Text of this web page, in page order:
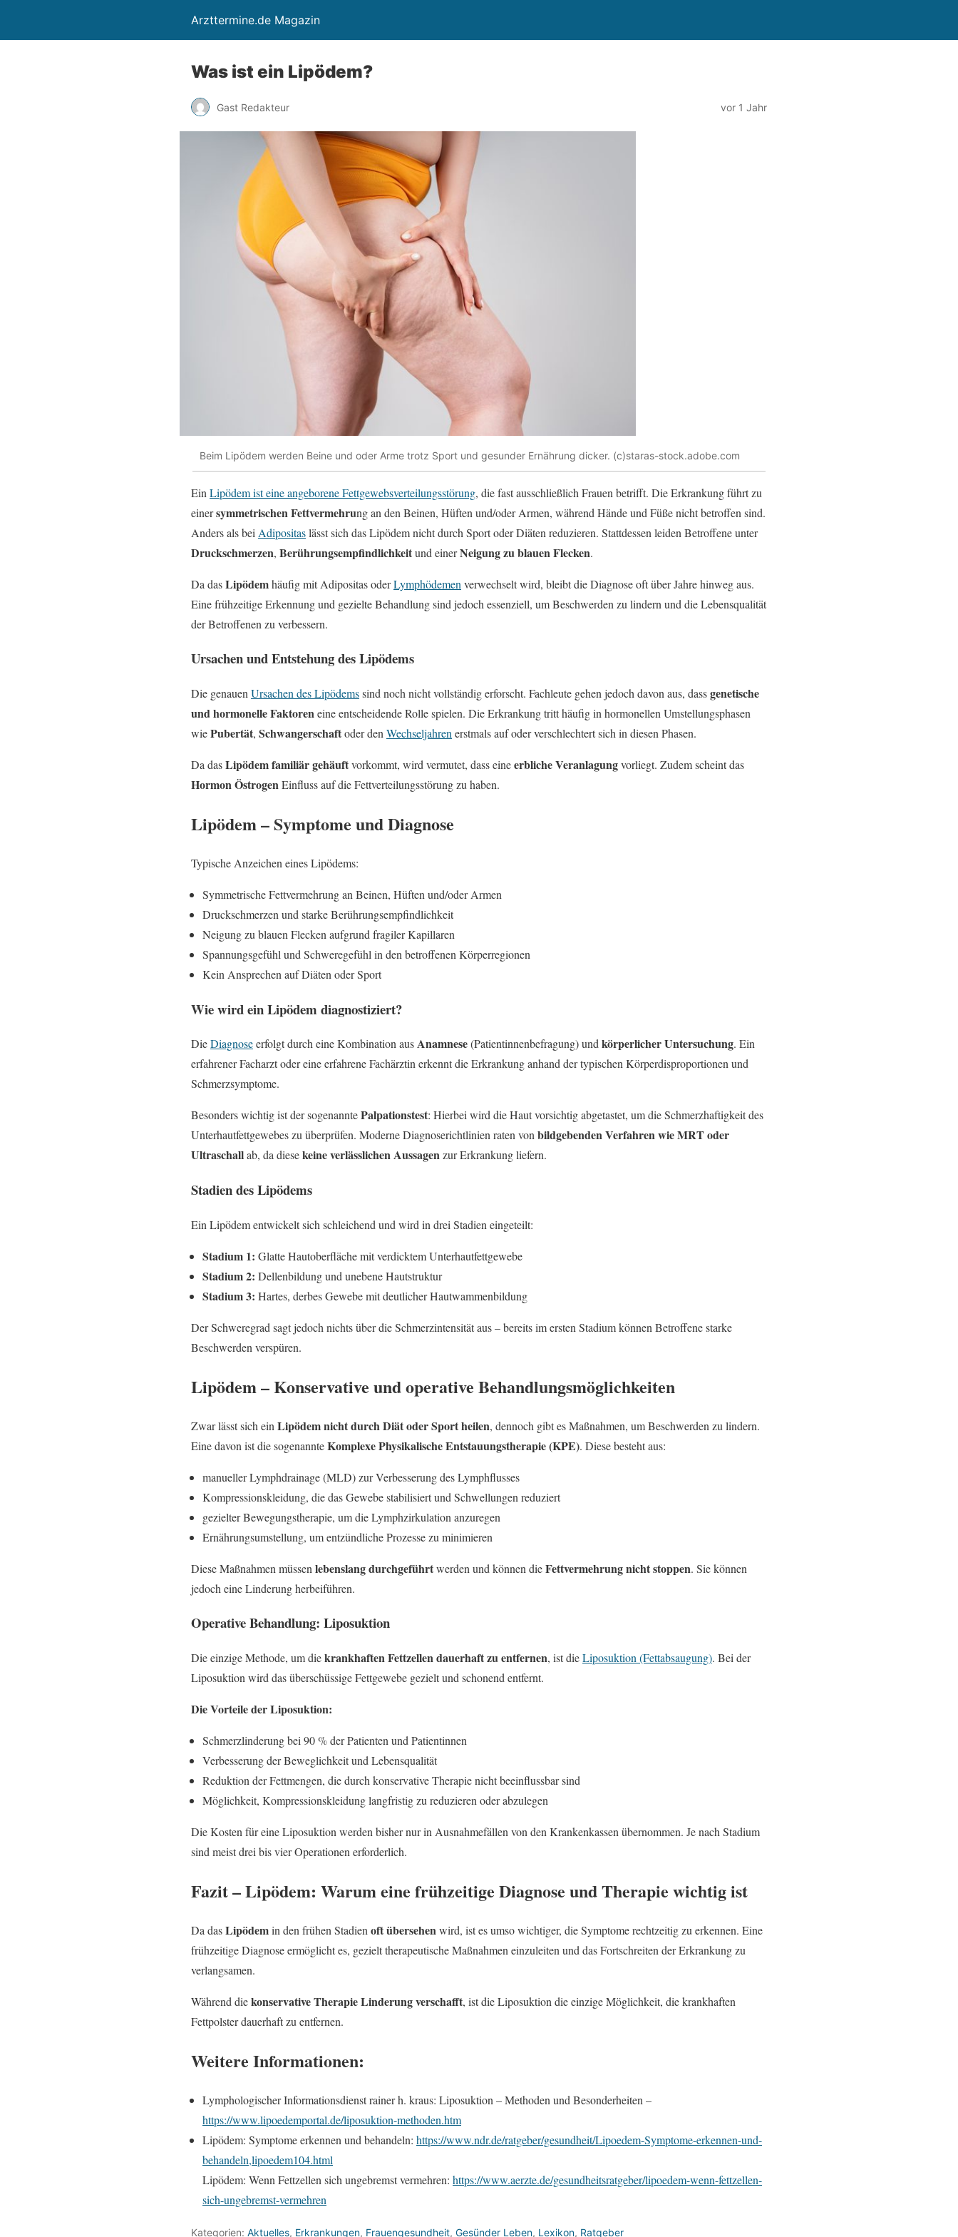
Arzttermine.de Magazin
Was ist ein Lipödem?
Gast Redakteur vor 1 Jahr
Beim Lipödem werden Beine und oder Arme trotz Sport und gesunder Ernährung dicker. (c)staras-stock.adobe.com
Ein Lipödem ist eine angeborene Fettgewebsverteilungsstörung, die fast ausschließlich Frauen betrifft. Die Erkrankung führt zu
einersymmetrischen Fettvermehrung an den Beinen, Hüften und/oder Armen, während Hände und Füße nicht betroffen sind.
Anders als bei Adipositaslässt sich das Lipödem nicht durch Sport oder Diäten reduzieren. Stattdessen leiden Betroffene unter
Druckschmerzen, Berührungsempfindlichkeitund einerNeigung zu blauen Flecken.
Da dasLipödemhäufig mit Adipositas oderLymphödemen verwechselt wird, bleibt die Diagnose oft über Jahre hinweg aus.
Eine frühzeitige Erkennung und gezielte Behandlung sind jedoch essenziell, um Beschwerden zu lindern und die Lebensqualität
der Betroffenen zu verbessern.
Ursachen und Entstehung des Lipödems
Die genauen Ursachen des Lipödemssind noch nicht vollständig erforscht. Fachleute gehen jedoch davon aus, dassgenetische
und hormonelle Faktoreneine entscheidende Rolle spielen. Die Erkrankung tritt häufig in hormonellen Umstellungsphasen
wiePubertät, Schwangerschaftoder den Wechseljahren erstmals auf oder verschlechtert sich in diesen Phasen.
Da dasLipödem familiär gehäuftvorkommt, wird vermutet, dass eineerbliche Veranlagungvorliegt. Zudem scheint das
Hormon ÖstrogenEinfluss auf die Fettverteilungsstörung zu haben.
Lipödem – Symptome und Diagnose
Typische Anzeichen eines Lipödems:
Symmetrische Fettvermehrung an Beinen, Hüften und/oder Armen
Druckschmerzen und starke Berührungsempfindlichkeit
Neigung zu blauen Flecken aufgrund fragiler Kapillaren
Spannungsgefühl und Schweregefühl in den betroffenen Körperregionen
Kein Ansprechen auf Diäten oder Sport
Wie wird ein Lipödem diagnostiziert?
DieDiagnoseerfolgt durch eine Kombination ausAnamnese(Patientinnenbefragung) undkörperlicher Untersuchung. Ein
erfahrener Facharzt oder eine erfahrene Fachärztin erkennt die Erkrankung anhand der typischen Körperdisproportionen und
Schmerzsymptome.
Besonders wichtig ist der sogenanntePalpationstest: Hierbei wird die Haut vorsichtig abgetastet, um die Schmerzhaftigkeit des
Unterhautfettgewebes zu überprüfen. Moderne Diagnoserichtlinien raten vonbildgebenden Verfahren wie MRT oder
Ultraschallab, da diesekeine verlässlichen Aussagenzur Erkrankung liefern.
Stadien des Lipödems
Ein Lipödem entwickelt sich schleichend und wird in drei Stadien eingeteilt:
Stadium 1: Glatte Hautoberfläche mit verdicktem Unterhautfettgewebe
Stadium 2: Dellenbildung und unebene Hautstruktur
Stadium 3: Hartes, derbes Gewebe mit deutlicher Hautwammenbildung
Der Schweregrad sagt jedoch nichts über die Schmerzintensität aus – bereits im ersten Stadium können Betroffene starke
Beschwerden verspüren.
Lipödem – Konservative und operative Behandlungsmöglichkeiten
Zwar lässt sich ein Lipödem nicht durch Diät oder Sport heilen, dennoch gibt es Maßnahmen, um Beschwerden zu lindern.
Eine davon ist die sogenannteKomplexe Physikalische Entstauungstherapie (KPE). Diese besteht aus:
manueller Lymphdrainage (MLD) zur Verbesserung des Lymphflusses
Kompressionskleidung, die das Gewebe stabilisiert und Schwellungen reduziert
gezielter Bewegungstherapie, um die Lymphzirkulation anzuregen
Ernährungsumstellung, um entzündliche Prozesse zu minimieren
Diese Maßnahmen müssen lebenslang durchgeführtwerden und können dieFettvermehrung nicht stoppen. Sie können
jedoch eine Linderung herbeiführen.
Operative Behandlung: Liposuktion
Die einzige Methode, um diekrankhaften Fettzellen dauerhaft zu entfernen, ist dieLiposuktion (Fettabsaugung). Bei der
Liposuktion wird das überschüssige Fettgewebe gezielt und schonend entfernt.
Die Vorteile der Liposuktion:
Schmerzlinderung bei 90 % der Patienten und Patientinnen
Verbesserung der Beweglichkeit und Lebensqualität
Reduktion der Fettmengen, die durch konservative Therapie nicht beeinflussbar sind
Möglichkeit, Kompressionskleidung langfristig zu reduzieren oder abzulegen
Die Kosten für eine Liposuktion werden bisher nur in Ausnahmefällen von den Krankenkassen übernommen. Je nach Stadium
sind meist drei bis vier Operationen erforderlich.
Fazit – Lipödem: Warum eine frühzeitige Diagnose und Therapie wichtig ist
Da dasLipödemin den frühen Stadien oft übersehenwird, ist es umso wichtiger, die Symptome rechtzeitig zu erkennen. Eine
frühzeitige Diagnose ermöglicht es, gezielt therapeutische Maßnahmen einzuleiten und das Fortschreiten der Erkrankung zu
verlangsamen.
Während diekonservative Therapie Linderung verschafft, ist die Liposuktion die einzige Möglichkeit, die krankhaften
Fettpolster dauerhaft zu entfernen.
Weitere Informationen:
Lymphologischer Informationsdienst rainer h. kraus: Liposuktion – Methoden und Besonderheiten –
https://www.lipoedemportal.de/liposuktion-methoden.htm
Lipödem: Symptome erkennen und behandeln: https://www.ndr.de/ratgeber/gesundheit/Lipoedem-Symptome-erkennen-und-
behandeln,lipoedem104.html
Lipödem: Wenn Fettzellen sich ungebremst vermehren: https://www.aerzte.de/gesundheitsratgeber/lipoedem-wenn-fettzellen-
sich-ungebremst-vermehren
Kategorien: Aktuelles, Erkrankungen, Frauengesundheit, Gesünder Leben, Lexikon, Ratgeber